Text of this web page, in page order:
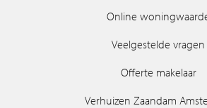
Online
Veelgestelde vragen
Offerte makelaar
Verhuizen Zaandam